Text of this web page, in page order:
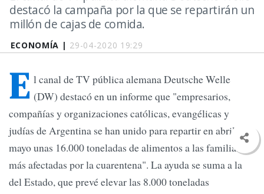
ECONOMÍA | 29-04-2020 19:29
destacó la campaña por la que se repartirán un
millón de cajas de comida.
E l canal de TV pública alemana Deutsche Welle
(DW) destacó en un informe que "empresarios,
compañías y organizaciones católicas, evangélicas y
judías de Argentina se han unido para repartir en abril y
mayo unas 16.000 toneladas de alimentos a las familias
más afectadas por la cuarentena". La ayuda se suma a la
del Estado, que prevé elevar las 8.000 toneladas